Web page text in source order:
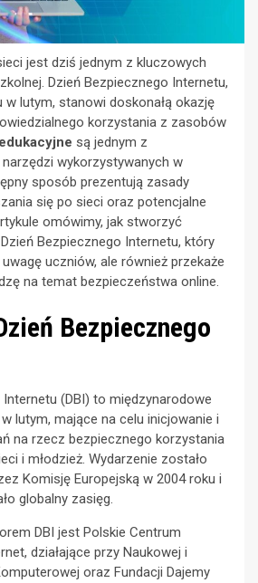
jest dziś jednym z kluczowych
Dzień Bezpiecznego Internetu,
lutym, stanowi doskonałą okazję
korzystania z zasobów
są jednym z
wykorzystywanych w
sposób prezentują zasady
się po sieci oraz potencjalne
omówimy, jak stworzyć
Bezpiecznego Internetu, który
uczniów, ale również przekaże
na temat bezpieczeństwa online.
Bezpiecznego
(DBI) to międzynarodowe
lutym, mające na celu inicjowanie i
na rzecz bezpiecznego korzystania
i młodzież. Wydarzenie zostało
Komisję Europejską w 2004 roku i
globalny zasięg.
DBI jest Polskie Centrum
działające przy Naukowej i
oraz Fundacji Dajemy